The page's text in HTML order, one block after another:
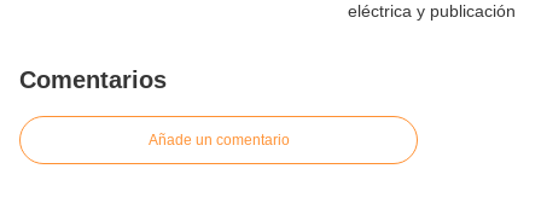
Comentarios
Añade un comentario